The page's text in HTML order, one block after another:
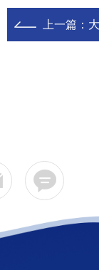
上一篇：